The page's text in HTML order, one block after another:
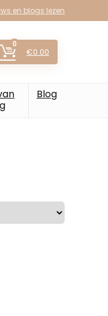
en blogs lezen
0
€0.00
Blog